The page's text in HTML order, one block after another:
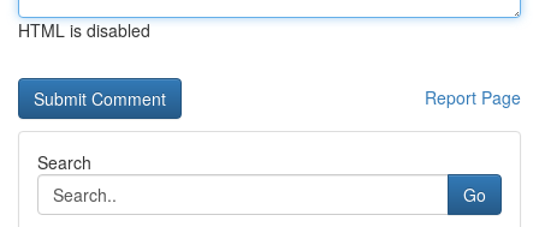
HTML is disabled
Report Page
Search
Go